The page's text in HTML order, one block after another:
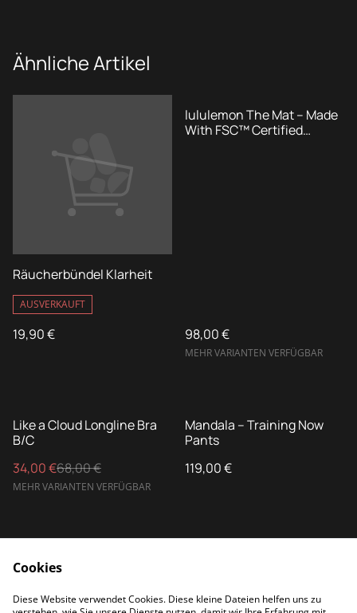
Ähnliche Artikel
Räucherbündel Klarheit
AUSVERKAUFT
19,90 €
lululemon The Mat – Made
With FSC™ Certified
98,00 €
MEHR VARIANTEN VERFÜGBAR
%
Like a Cloud Longline Bra
B/C
34,00 €68,00 €
MEHR VARIANTEN VERFÜGBAR
Mandala – Training Now
Pants
119,00 €
Cookies
Diese Website verwendet Cookies. Diese kleine Dateien helfen uns zu